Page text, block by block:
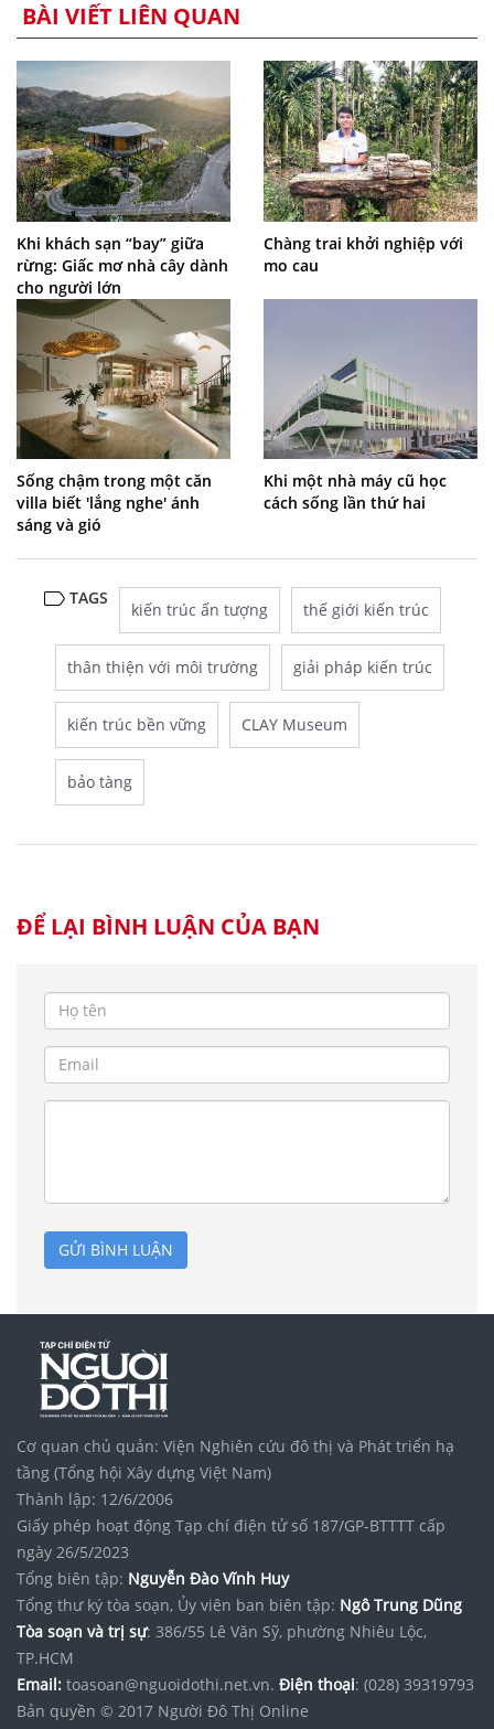
BÀI VIẾT LIÊN QUAN
Khi khách sạn “bay” giữa
rừng: Giấc mơ nhà cây dành
cho người lớn
Chàng trai khởi nghiệp với
mo cau
Sống chậm trong một căn
villa biết 'lắng nghe' ánh
sáng và gió
Khi một nhà máy cũ học
cách sống lần thứ hai
TAGS
kiến trúc ấn tượng thế giới kiến trúc
thân thiện với môi trường giải pháp kiến trúc
kiến trúc bền vững CLAY Museum
bảo tàng
ĐỂ LẠI BÌNH LUẬN CỦA BẠN
GỬI BÌNH LUẬN
Cơ quan chủ quản: Viện Nghiên cứu đô thị và Phát triển hạ
tầng (Tổng hội Xây dựng Việt Nam)
Thành lập: 12/6/2006
Giấy phép hoạt động Tạp chí điện tử số 187/GP-BTTTT cấp
ngày 26/5/2023
Tổng biên tập: Nguyễn Đào Vĩnh Huy
Tổng thư ký tòa soạn, Ủy viên ban biên tập: Ngô Trung Dũng
Tòa soạn và trị sự: 386/55 Lê Văn Sỹ, phường Nhiêu Lộc,
TP.HCM
Email: toasoan@nguoidothi.net.vn. Điện thoại: (028) 39319793
Bản quyền © 2017 Người Đô Thị Online